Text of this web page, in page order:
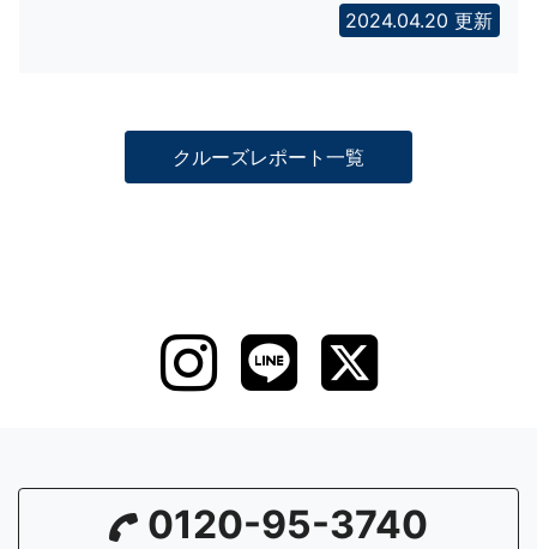
2024.04.20 更新
クルーズレポート一覧
0120-95-3740